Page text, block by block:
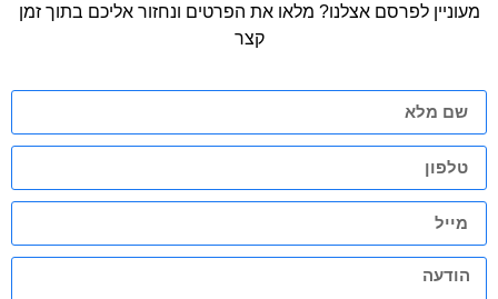
מעוניין לפרסם אצלנו? מלאו את הפרטים ונחזור אליכם בתוך זמן
קצר